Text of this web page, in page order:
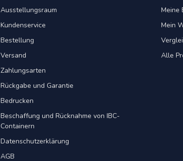
Ausstellungsraum
Kundenservice
Bestellung
Versand
Zahlungsarten
Rückgabe und Garantie
Bedrucken
Beschaffung und Rücknahme von IBC-
Containern
Datenschutzerklärung
AGB
Meine
Mein
Alle